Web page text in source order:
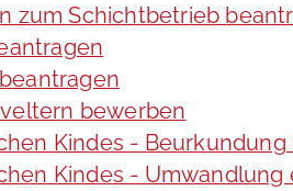
zum Schichtbetrieb
bewerben
Kindes -
Kindes -